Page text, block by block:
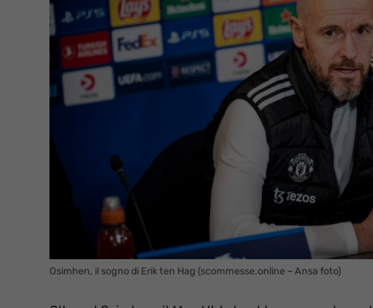
Osimhen, il sogno di Erik ten Hag (scommesse.online – Ansa foto)